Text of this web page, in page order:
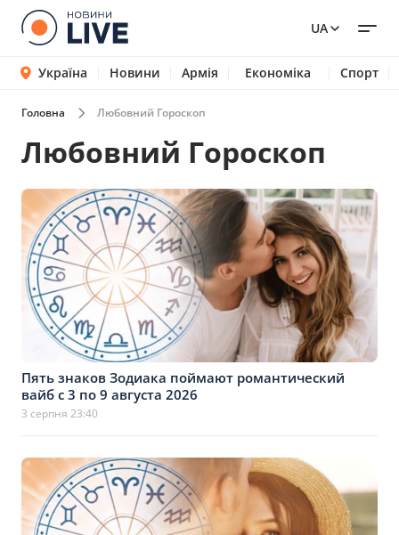
UA
Україна Новини Армія Економіка Спорт
Головна Любовний Гороскоп
Любовний Гороскоп
Пять знаков Зодиака поймают романтический
вайб с 3 по 9 августа 2026
3 серпня 23:40